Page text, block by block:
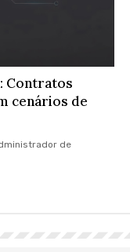
Contratos
cenários de
de